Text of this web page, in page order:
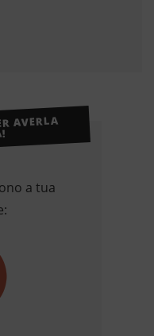
AVERLA
a tua